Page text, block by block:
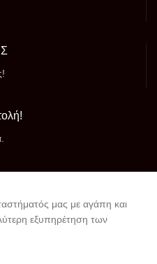
μας με αγάπη και
εξυπηρέτηση των